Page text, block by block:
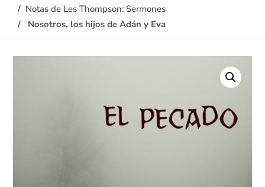
Notas de Les Thompson: Sermones
Nosotros, los hijos de Adán y Eva